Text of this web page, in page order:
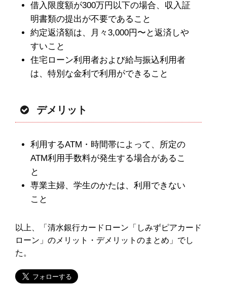
借入限度額が300万円以下の場合、収入証
明書類の提出が不要であること
約定返済額は、月々3,000円〜と返済しや
すいこと
住宅ローン利用者および給与振込利用者
は、特別な金利で利用ができること
デメリット
利用するATM・時間帯によって、所定の
ATM利用手数料が発生する場合があるこ
と
専業主婦、学生のかたは、利用できない
こと
以上、「清水銀行カードローン「しみずピアカード
ローン」のメリット・デメリットのまとめ」でし
た。